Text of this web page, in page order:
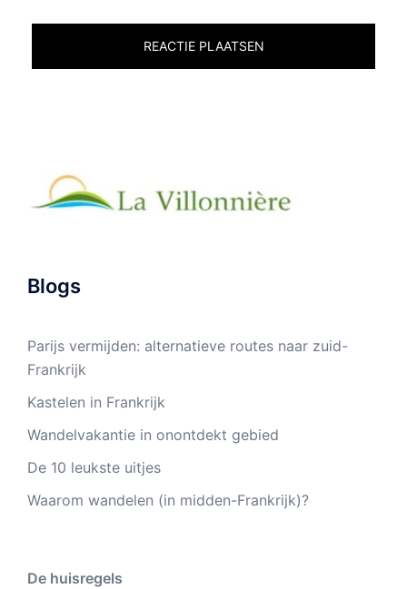
Blogs
Parijs vermijden: alternatieve routes naar zuid-
Frankrijk
Kastelen in Frankrijk
Wandelvakantie in onontdekt gebied
De 10 leukste uitjes
Waarom wandelen (in midden-Frankrijk)?
De huisregels